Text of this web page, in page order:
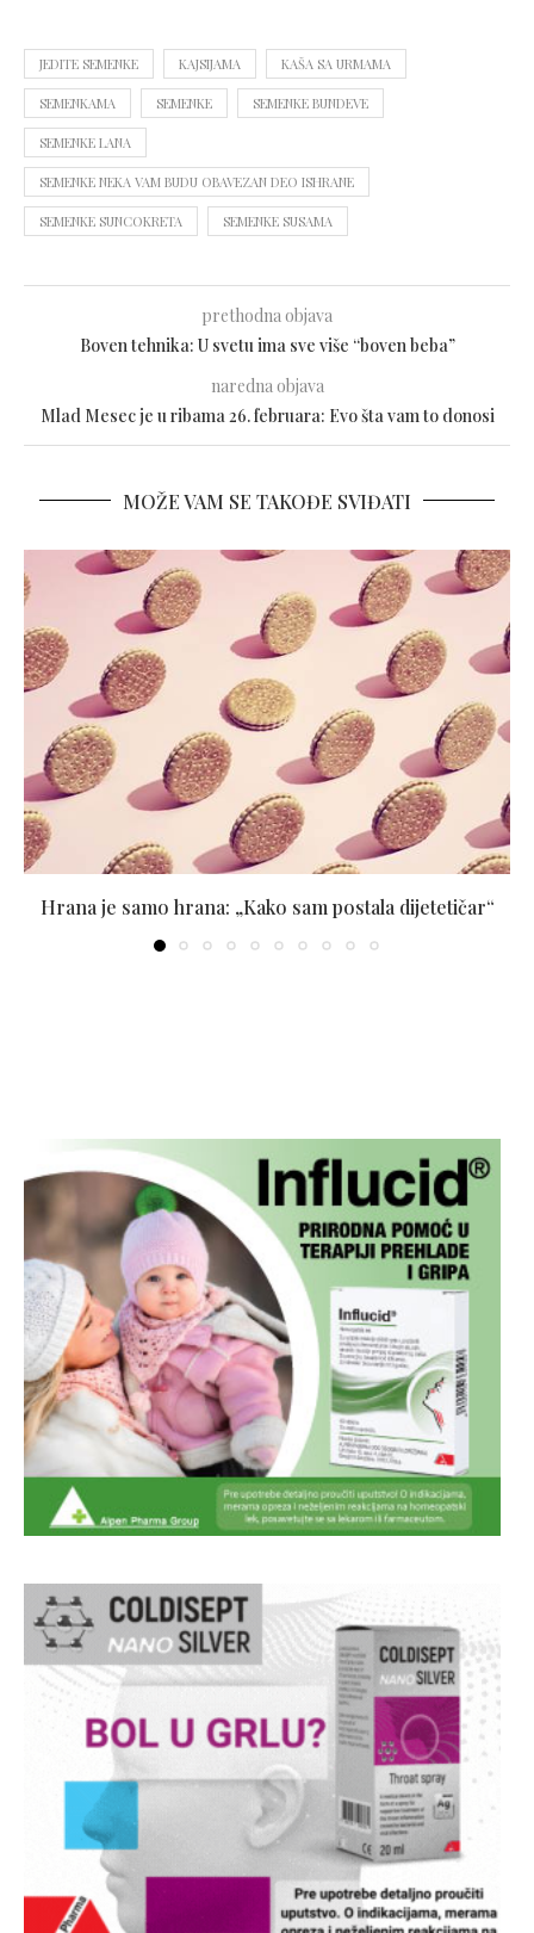
JEDITE SEMENKE KAJSIJAMA KAŠA SA URMAMA
SEMENKAMA SEMENKE SEMENKE BUNDEVE
SEMENKE LANA
SEMENKE NEKA VAM BUDU OBAVEZAN DEO ISHRANE
SEMENKE SUNCOKRETA SEMENKE SUSAMA
prethodna objava
Boven tehnika: U svetu ima sve više “boven beba”
naredna objava
Mlad Mesec je u ribama 26. februara: Evo šta vam to donosi
MOŽE VAM SE TAKOĐE SVIĐATI
Hrana je samo hrana: „Kako sam postala dijetetičar“